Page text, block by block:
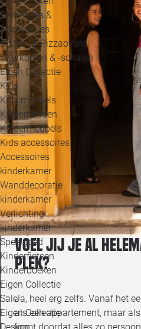
Barbecues &
Accessoires
Buiten- & Pizzaovens
Vuurkorven & -schalen
Eigen Collectie
Kids
Kids meubels
Kinderbedden
Kindermeubels
Kids accessoires
Accessoires
kinderkamer
Wanddecoratie
kinderkamer
Verlichting
kinderkamer
Speelgoed
Kinderfietsen
Kinderboeken
Eigen Collectie
Sale
Eigen Collectie
Voel jij je al
plek?
Ja, heel erg zelfs. Vanaf het
als een appartement, maar
komt doordat alles zo